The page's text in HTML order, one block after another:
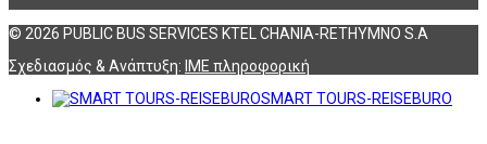
© 2026 PUBLIC BUS SERVICES KTEL CHANIA-RETHYMNO S.A
Σχεδιασμός & Ανάπτυξη: ΙΜΕ πληροφορική
SMART TOURS-REISEBURO